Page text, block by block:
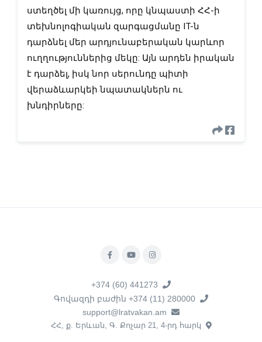
ստեղծել մի կառույց, որը կնպաստի ՀՀ-ի
տեխնոլոգիական զարգացմանը IT-ն
դարձնել մեր արդյունաբերական կարևոր
ուղղություններից մեկը: Այն արդեն իրական
է դարձել, իսկ նոր սերունդը պիտի
վերաձևարկեի նպատակներն ու
խնդիրները:
+374 (60) 441273
Գովազդի բաժին +374 (11) 280000
support@lratvakan.am
ՀՀ, ք. Երևան, Գ. Քոչար 21, 4-րդ հարկ